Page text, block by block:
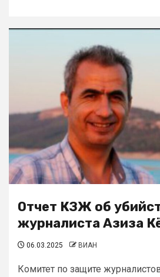
Отчет КЗЖ об
журналиста Азиза
06.03.2025 ВИАН
Комитет по защите